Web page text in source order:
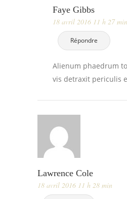
Faye Gibbs
18 avril 2016 11 h 27 min
Répondre
Alienum phaedrum
vis detraxit periculis
Lawrence Cole
18 avril 2016 11 h 28 min